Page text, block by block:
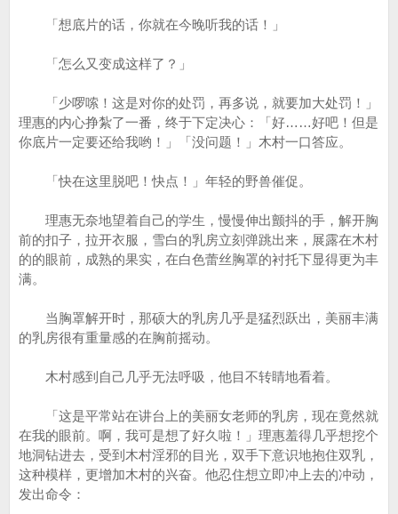
「想底片的话，你就在今晚听我的话！」
「怎么又变成这样了？」
「少啰嗦！这是对你的处罚，再多说，就要加大处罚！」
理惠的内心挣紮了一番，终于下定决心：「好……好吧！但是
你底片一定要还给我哟！」「没问题！」木村一口答应。
「快在这里脱吧！快点！」年轻的野兽催促。
理惠无奈地望着自己的学生，慢慢伸出颤抖的手，解开胸
前的扣子，拉开衣服，雪白的乳房立刻弹跳出来，展露在木村
的的眼前，成熟的果实，在白色蕾丝胸罩的衬托下显得更为丰
满。
当胸罩解开时，那硕大的乳房几乎是猛烈跃出，美丽丰满
的乳房很有重量感的在胸前摇动。
木村感到自己几乎无法呼吸，他目不转睛地看着。
「这是平常站在讲台上的美丽女老师的乳房，现在竟然就
在我的眼前。啊，我可是想了好久啦！」理惠羞得几乎想挖个
地洞钻进去，受到木村淫邪的目光，双手下意识地抱住双乳，
这种模样，更增加木村的兴奋。他忍住想立即冲上去的冲动，
发出命令：